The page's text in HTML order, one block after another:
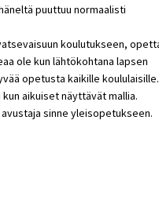
puuttuu normaalisti
koulutukseen,
ole kun lähtökohtana lapsen
opetusta kaikille koululaisille.
aikuiset näyttävät mallia.
sinne yleisopetukseen.